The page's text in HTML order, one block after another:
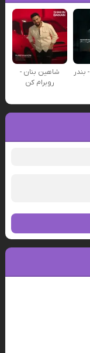
شاهین بنان -
روبرام کن